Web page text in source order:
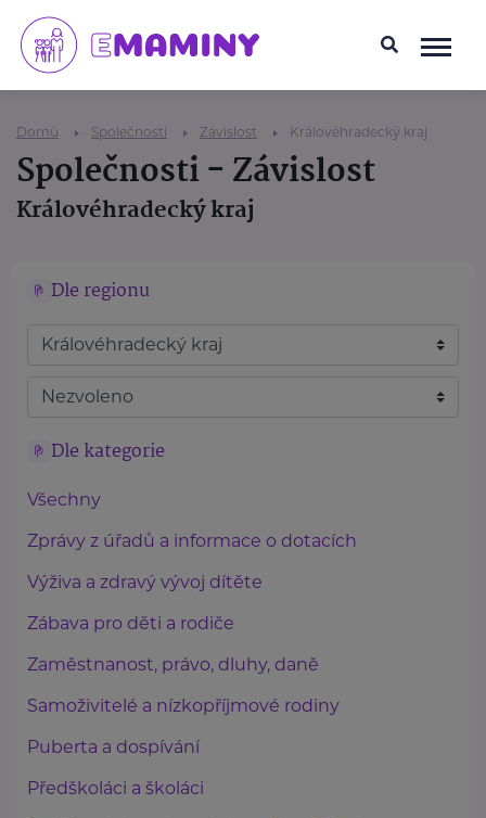
Domů Společnosti Závislost Královéhradecký kraj
Společnosti - Závislost
Královéhradecký kraj
Dle regionu
Dle kategorie
Všechny
Zprávy z úřadů a informace o dotacích
Výživa a zdravý vývoj dítěte
Zábava pro děti a rodiče
Zaměstnanost, právo, dluhy, daně
Samoživitelé a nízkopříjmové rodiny
Puberta a dospívání
Předškoláci a školáci